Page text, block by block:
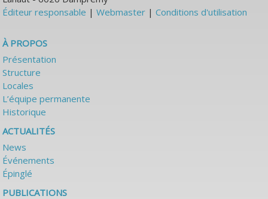
Éditeur responsable |Webmaster |Conditions d'utilisation
À PROPOS
Présentation
Structure
Locales
L’équipe permanente
Historique
ACTUALITÉS
News
Événements
Épinglé
PUBLICATIONS